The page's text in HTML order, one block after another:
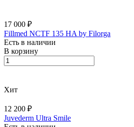
17 000 ₽
Fillmed NCTF 135 HA by Filorga
Есть в наличии
В корзину
Хит
12 200 ₽
Juvederm Ultra Smile